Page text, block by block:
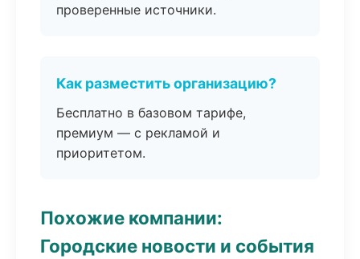
проверенные источники.
Как разместить организацию?
Бесплатно в базовом тарифе,
премиум — с рекламой и
приоритетом.
Похожие компании:
Городские новости и события